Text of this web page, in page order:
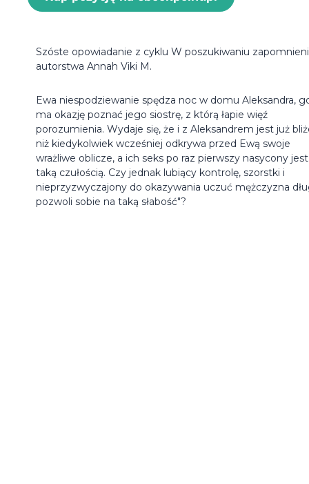
Szóste opowiadanie z cyklu W poszukiwaniu
autorstwa Annah Viki M.
Ewa niespodziewanie spędza noc w domu Aleksandra,
ma okazję poznać jego siostrę, z którą łapie więź
porozumienia. Wydaje się, że i z Aleksandrem jest już
niż kiedykolwiek wcześniej odkrywa przed Ewą swoje
wrażliwe oblicze, a ich seks po raz pierwszy nasycony jest
taką czułością. Czy jednak lubiący kontrolę, szorstki i
nieprzyzwyczajony do okazywania uczuć mężczyzna
pozwoli sobie na taką słabość"?